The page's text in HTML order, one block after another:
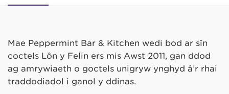
Mae Peppermint Bar & Kitchen wedi bod ar sîn
coctels Lôn y Felin ers mis Awst 2011, gan ddod
ag amrywiaeth o goctels unigryw ynghyd â’r rhai
traddodiadol i ganol y ddinas.